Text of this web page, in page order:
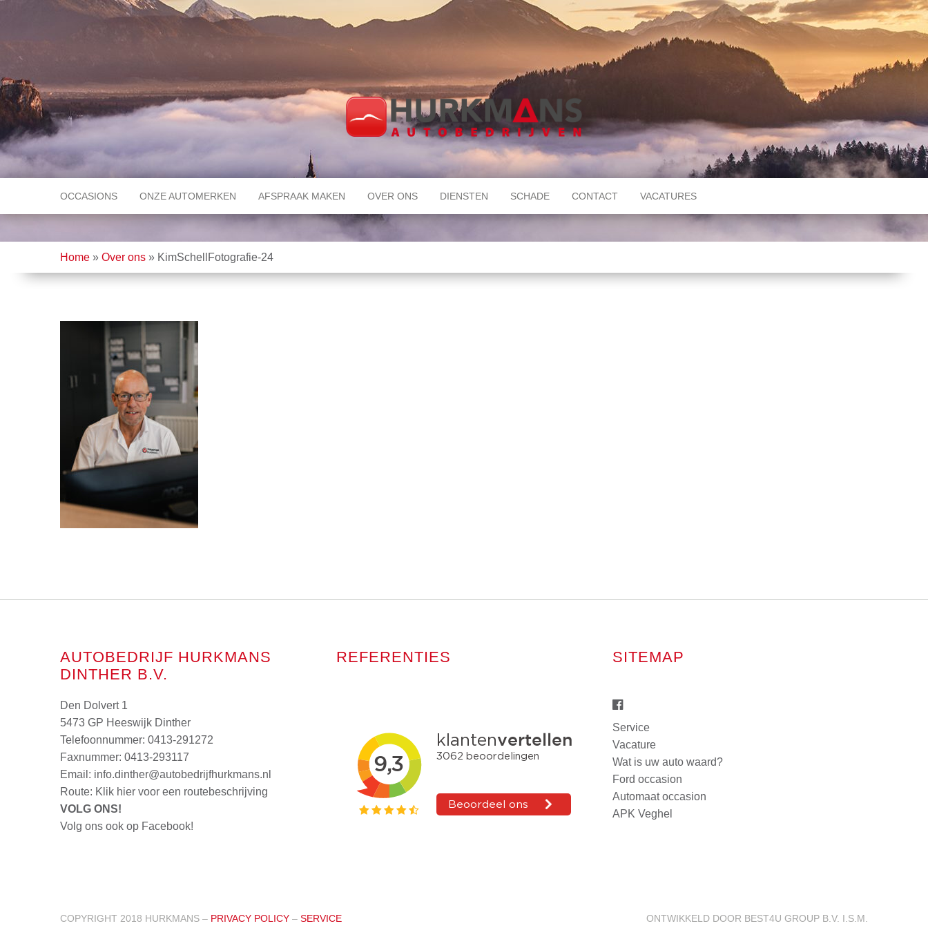
OCCASIONS ONZE AUTOMERKEN AFSPRAAK MAKEN OVER ONS DIENSTEN SCHADE CONTACT VACATURES
Home » Over ons » KimSchellFotografie-24
AUTOBEDRIJF HURKMANS
DINTHER B.V.
Den Dolvert 1
5473 GP Heeswijk Dinther
Telefoonnummer: 0413-291272
Faxnummer: 0413-293117
Email: info.dinther@autobedrijfhurkmans.nl
Route: Klik hier voor een routebeschrijving
VOLG ONS!
Volg ons ook op Facebook!
REFERENTIES SITEMAP
Service
Vacature
Wat is uw auto waard?
Ford occasion
Automaat occasion
APK Veghel
COPYRIGHT 2018 HURKMANS – PRIVACY POLICY – SERVICE ONTWIKKELD DOOR BEST4U GROUP B.V. I.S.M.